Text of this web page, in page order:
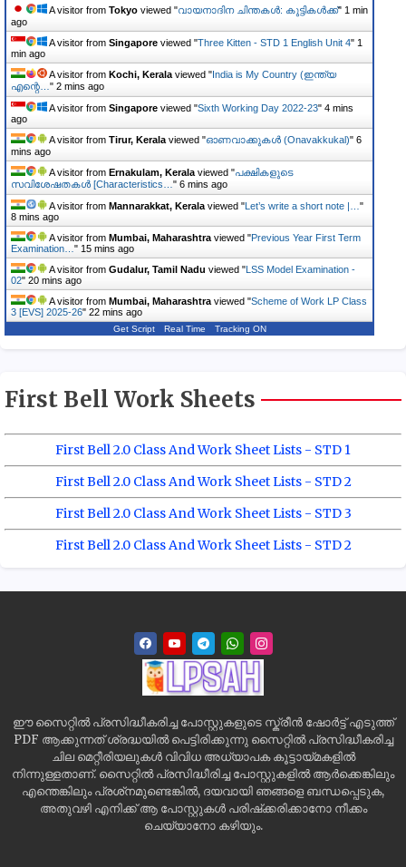
A visitor from Tokyo viewed "വായനാദിന ചിന്തകൾ: കുട്ടികൾക്ക്" 1 min
ago
A visitor from Singapore viewed "Three Kitten - STD 1 English Unit 4" 1
min ago
A visitor from Kochi, Kerala viewed " India is My Country (ഇന്ത്യ
എന്റെ… " 2 mins ago
A visitor from Singapore viewed "Sixth Working Day 2022-23" 4 mins
ago
A visitor from Tirur, Kerala viewed "ഓണവാക്കുകള്‍ (Onavakkukal)" 6
mins ago
A visitor from Ernakulam, Kerala viewed "പക്ഷികളുടെ
സവിശേഷതകൾ [Characteristics… " 6 mins ago
A visitor from Mannarakkat, Kerala viewed " Let’s write a short note |… "
8 mins ago
A visitor from Mumbai, Maharashtra viewed "Previous Year First Term
Examination… " 15 mins ago
A visitor from Gudalur, Tamil Nadu viewed " LSS Model Examination -
02" 20 mins ago
A visitor from Mumbai, Maharashtra viewed "Scheme of Work LP Class
3 [EVS] 2025-26" 22 mins ago
Get Script Real Time Tracking ON
First Bell Work Sheets
First Bell 2.0 Class And Work Sheet Lists - STD 1
First Bell 2.0 Class And Work Sheet Lists - STD 2
First Bell 2.0 Class And Work Sheet Lists - STD 3
First Bell 2.0 Class And Work Sheet Lists - STD 2
ഈ സൈറ്റിൽ പ്രസിദ്ധീകരിച്ച പോസ്റ്റുകളുടെ സ്ക്രീൻ ഷോർട്ട് എടുത്ത്
PDF ആക്കുന്നത് ശ്രദ്ധയിൽ പെട്ടിരിക്കുന്നു സൈറ്റിൽ പ്രസിദ്ധീകരിച്ച
ചില മെറ്റീരിയലുകൾ വിവിധ അധ്യാപക കൂട്ടായ്മകളിൽ
നിന്നുള്ളതാണ്. സൈറ്റിൽ പ്രസിദ്ധീരിച്ച പോസ്റ്റുകളിൽ ആർക്കെങ്കിലും
എന്തെങ്കിലും പ്രശ്‌നമുണ്ടെങ്കിൽ, ദയവായി ഞങ്ങളെ ബന്ധപ്പെടുക,
അതുവഴി എനിക്ക് ആ പോസ്റ്റുകൾ പരിഷ്‌ക്കരിക്കാനോ നീക്കം
ചെയ്യാനോ കഴിയും.